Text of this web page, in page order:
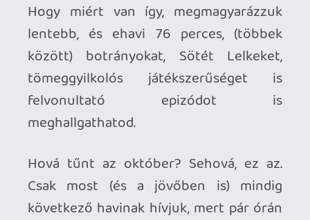
Hová tűnt az október? Sehová, ez az.
Csak most (és a jövőben is) mindig
következő havinak hívjuk, mert pár órán
belül következő hónap lesz, és (így sok év
után) kiokoskodtuk, hogy így jobb lesz
mindenkinek.
helyenként most sem tettünk lakatot a
nagy szánkra, a podcast helyenként
csúnyabeszédet tartalmaz, így
fogyasztását csak nagykorú olvasóink